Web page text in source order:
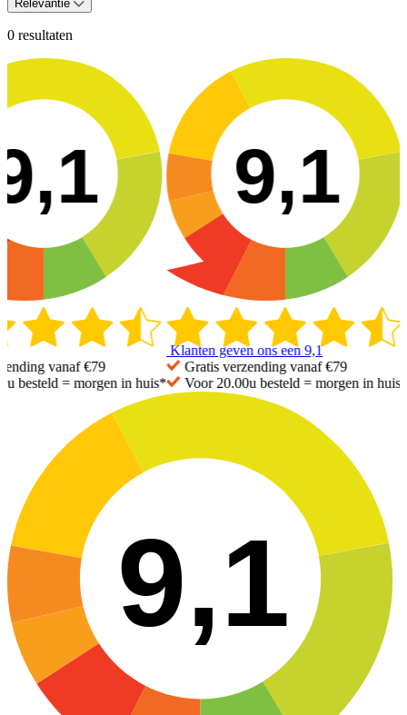
Relevantie
0 resultaten
Klanten geven ons een9,1
vanaf €79
besteld =morgen in huis*
9,1
Gratisverzending vanaf €79
Voor 20.00u besteld =morgen in huis*
9,1